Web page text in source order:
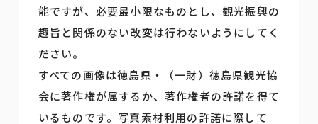
能ですが、必要最小限なものとし、観光振興の
趣旨と関係のない改変は行わないようにしてく
ださい。
すべての画像は徳島県・（一財）徳島県観光協
会に著作権が属するか、著作権者の許諾を得て
いるものです。写真素材利用の許諾に際して